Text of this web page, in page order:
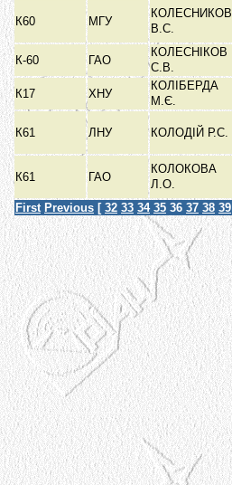
К60 МГУ
КОЛЕСНИКОВ
В.С.
К-60
ГАО
КОЛЕСНІКОВ
С.В.
К17
ХНУ
КОЛІБЕРДА
М.Є.
К61 ЛНУ КОЛОДІЙ Р.С.
К61 ГАО
КОЛОКОВА
Л.О.
First Previous [ 32 33 34 35 36 37 38 39